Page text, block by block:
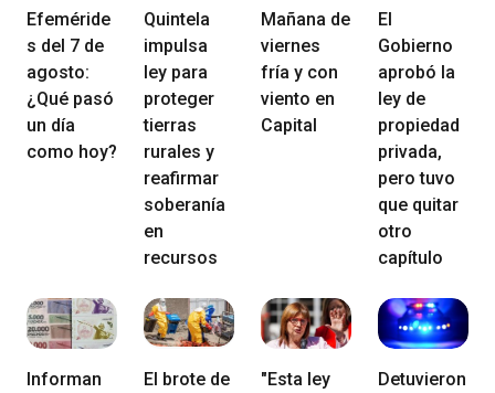
Efeméride
s del 7 de
agosto:
¿Qué pasó
un día
como hoy?
Quintela
impulsa
ley para
proteger
tierras
rurales y
reafirmar
soberanía
en
recursos
Mañana de
viernes
fría y con
viento en
Capital
El
Gobierno
aprobó la
ley de
propiedad
privada,
pero tuvo
que quitar
otro
capítulo
Informan
El brote de
"Esta ley
Detuvieron